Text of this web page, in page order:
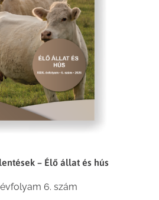
– Élő állat és hús
évfolyam 6. szám